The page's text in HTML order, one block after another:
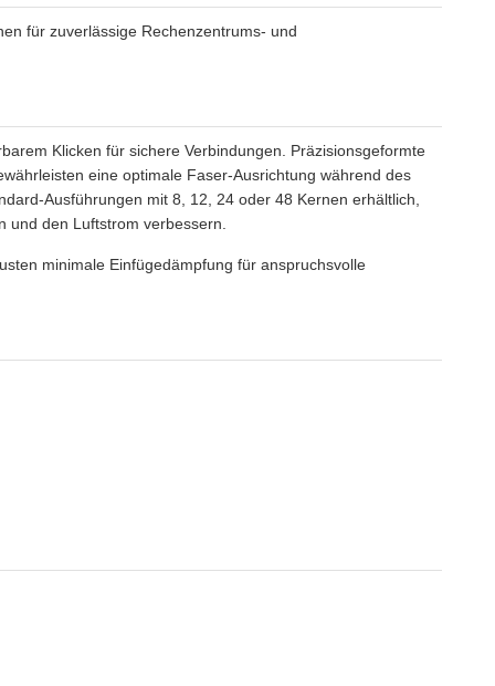
für zuverlässige Rechenzentrums- und
Klicken für sichere Verbindungen. Präzisionsgeformte
eine optimale Faser-Ausrichtung während des
Ausführungen mit 8, 12, 24 oder 48 Kernen erhältlich,
und den Luftstrom verbessern.
minimale Einfügedämpfung für anspruchsvolle